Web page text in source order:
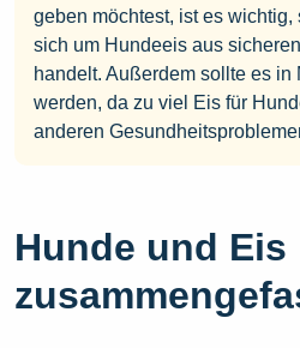
geben möchtest, ist es
sich um Hundeeis aus
handelt. Außerdem sollte es in
werden, da zu viel Eis für
anderen
Hunde und Eis